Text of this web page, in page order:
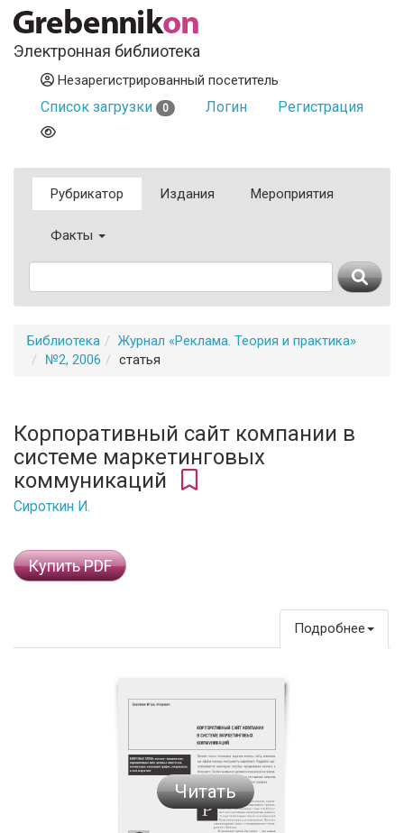
Электронная библиотека
Незарегистрированный посетитель
Список загрузки 0 Логин Регистрация
Рубрикатор Издания Мероприятия
Факты
Библиотека
Журнал «Реклама. Теория и практика»
№2, 2006
статья
Корпоративный сайт компании в
системе маркетинговых
коммуникаций
Сироткин И.
Купить PDF
Подробнее
Читать